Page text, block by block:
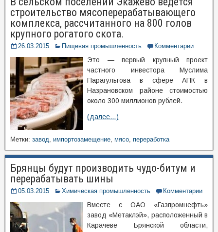
строительство мясоперерабатывающего
комплекса, рассчитанного на 800 голов
крупного рогатого скота.
26.03.2015 Пищевая промышленность Комментарии
Это — первый крупный проект
частного инвестора Муслима
Парагульгова в сфере АПК в
Назрановском районе стоимостью
около 300 миллионов рублей.
(далее…)
Метки: завод, импортозамещение, мясо, переработка
Брянцы будут производить чудо-битум и
перерабатывать шины
05.03.2015 Химическая промышленность Комментарии
Вместе с ОАО «Газпромнефть»
завод «Метаклэй», расположенный в
Карачеве Брянской области,